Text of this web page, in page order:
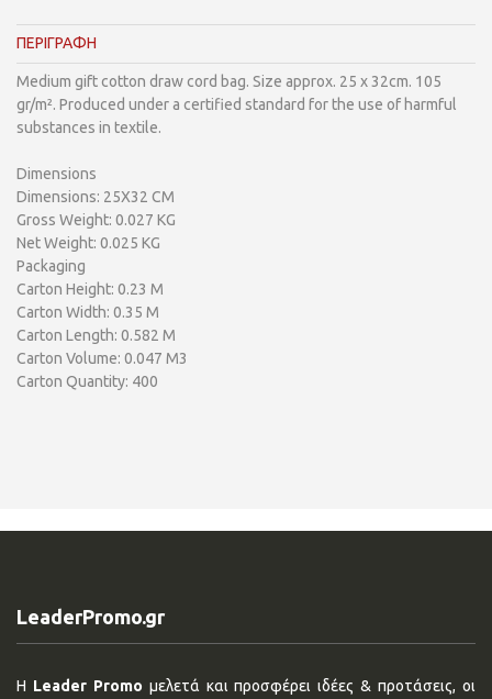
ΠΕΡΙΓΡΑΦΗ
Medium gift cotton draw cord bag. Size approx. 25 x 32cm. 105
gr/m². Produced under a certified standard for the use of harmful
substances in textile.
Dimensions
Dimensions: 25X32 CM
Gross Weight: 0.027 KG
Net Weight: 0.025 KG
Packaging
Carton Height: 0.23 M
Carton Width: 0.35 M
Carton Length: 0.582 M
Carton Volume: 0.047 M3
Carton Quantity: 400
LeaderPromo.gr
Η Leader Promo μελετά και προσφέρει ιδέες & προτάσεις, οι